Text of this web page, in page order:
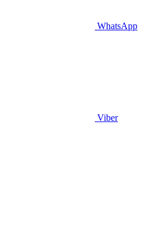
WhatsApp
Viber